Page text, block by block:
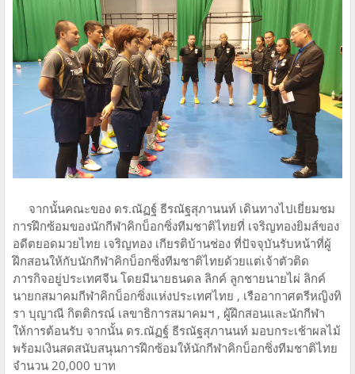
จากนั้นคณะของ ดร.ณัฏฐ์ ธีรณัฐสุภานนท์ เดินทางไปเยี่ยมชม
การฝึกซ้อมของนักกีฬาคิกบ็อกซิ่งทีมชาติไทยที่ เจริญทองยิมส์ของ
อดีตยอดมวยไทย เจริญทอง เกียรติบ้านช่อง ที่ปัจจุบันรับหน้าที่ผู้
ฝึกสอนให้กับนักกีฬาคิกบ็อกซิ่งทีมชาติไทยด้วยแต่เจ้าตัวติด
ภารกิจอยู่ประเทศจีน โดยมีนายธนดล ลิกค์ ลูกชายนายไผ่ ลิกค์
นายกสมาคมกีฬาคิกบ็อกซิ่งแห่งประเทศไทย , เรืออากาศตรีหญิงทิ
รา บุญาณี กิตติกรณ์ เลขาธิการสมาคมฯ , ผู้ฝึกสอนและนักกีฬา
ให้การต้อนรับ จากนั้น ดร.ณัฏฐ์ ธีรณัฐสุภานนท์ มอบกระเช้าผลไม้
พร้อมเงินสดสนับสนุนการฝึกซ้อมให้นักกีฬาคิกบ็อกซิ่งทีมชาติไทย
จำนวน 20,000 บาท